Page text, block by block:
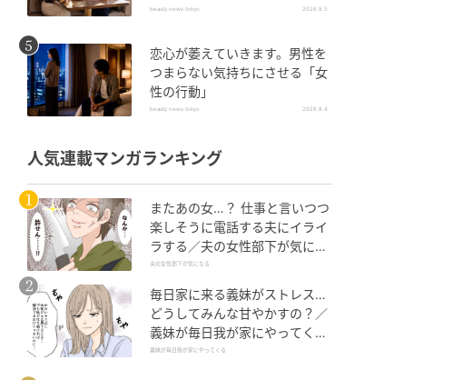
beauty news tokyo 2026.8.5
恋心が萎えていきます。男性を
つまらない気持ちにさせる「女
性の行動」
beauty news tokyo 2026.8.4
人気連載マンガランキング
またあの女…？ 仕事と言いつつ
楽しそうに電話する夫にイライ
ラする／夫の女性部下が気にな
る（1）【夫婦の危機 まんが】
夫の女性部下が気になる
毎日家に来る義妹がストレス…
どうしてみんな甘やかすの？／
義妹が毎日我が家にやってくる
（1）【義父母がシンドイんで
義妹が毎日我が家にやってくる